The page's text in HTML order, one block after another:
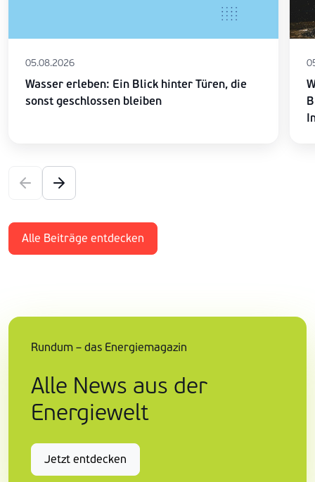
05.08.2026
Wasser erleben: Ein Blick hinter Türen, die
sonst geschlossen bleiben
Alle Beiträge entdecken
Rundum – das Energiemagazin
Alle News aus der
Energiewelt
Jetzt entdecken